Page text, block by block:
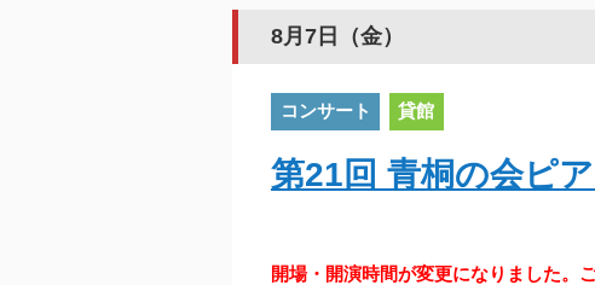
8月7日（金）
コンサート 貸館
第21回 青桐の会ピ
開場・開演時間が変更になりました。